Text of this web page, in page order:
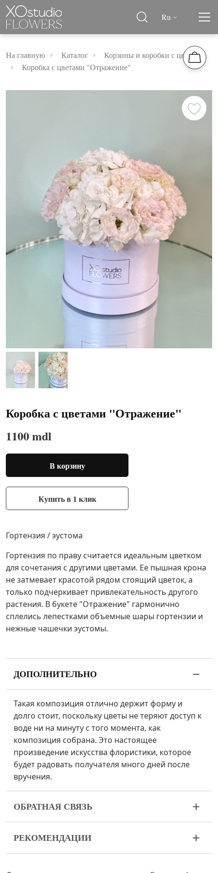
Ru
На главную Каталог
Корзины и коробки с цветами
Коробка с цветами "Отражение"
Коробка с цветами "Отражение"
1100 mdl
В корзину
Купить в 1 клик
Гортензия / эустома
Гортензия по праву считается идеальным цветком
для сочетания с другими цветами. Ее пышная крона
не затмевает красотой рядом стоящий цветок, а
только подчеркивает привлекательность другого
растения. В букете "Отражение" гармонично
сплелись лепестками объемные шары гортензии и
нежные чашечки эустомы.
ДОПОЛНИТЕЛЬНО
Такая композиция отлично держит форму и
долго стоит, поскольку цветы не теряют доступ к
воде ни на минуту с того момента, как
композиция собрана. Это настоящее
произведение искусства флористики, которое
будет радовать получателя много дней после
вручения.
ОБРАТНАЯ СВЯЗЬ
ваш букет пришел в ненадлежащем виде,
пожалуйста, свяжитесь с нами для решения
РЕКОМЕНДАЦИИ